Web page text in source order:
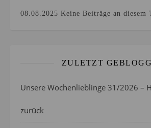
08.08.2025 Keine Beiträge an diesem
ZULETZT
Unsere Wochenlieblinge 31/2026 –
zurück